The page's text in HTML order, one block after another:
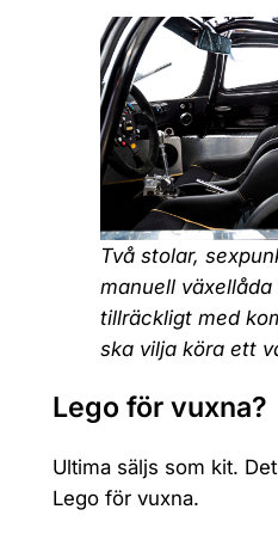
Två stolar,
manuell
tillräckligt med
ska vilja köra ett
Lego för vuxna?
Ultima säljs som kit.
Lego för vuxna.